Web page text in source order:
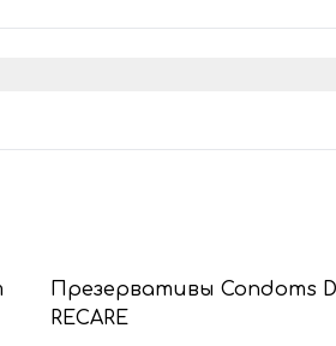
Презервативы Condoms
RECARE